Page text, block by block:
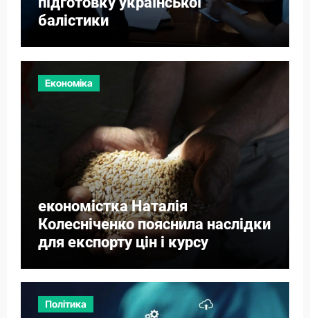
балістики
Економіка
економістка Наталія
Колесніченко пояснила наслідки
для експорту цін і курсу
Політика